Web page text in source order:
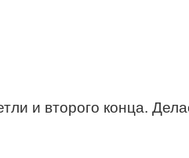
и второго конца.